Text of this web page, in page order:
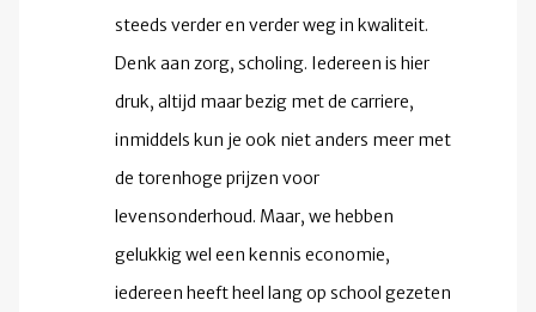
steeds verder en verder weg in kwaliteit.
Denk aan zorg, scholing. Iedereen is hier
druk, altijd maar bezig met de carriere,
inmiddels kun je ook niet anders meer met
de torenhoge prijzen voor
levensonderhoud. Maar, we hebben
gelukkig wel een kennis economie,
iedereen heeft heel lang op school gezeten